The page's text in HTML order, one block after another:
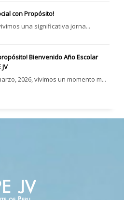
con Propósito!
una significativa jorna...
Bienvenido Año Escolar
2026, vivimos un momento m...